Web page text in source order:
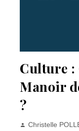
Culture :
Manoir
?
Christelle